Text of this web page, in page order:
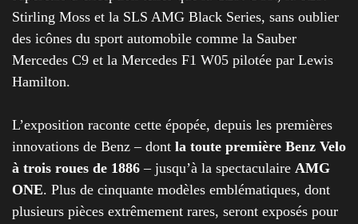
Stirling Moss et la SLS AMG Black Series, sans oublier
des icônes du sport automobile comme la Sauber
Mercedes C9 et la Mercedes F1 W05 pilotée par Lewis
Hamilton.
L’exposition raconte cette épopée, depuis les premières
innovations de Benz – dont la toute première Benz Velo
à trois roues de 1886 – jusqu’à la spectaculaire AMG
ONE. Plus de cinquante modèles emblématiques, dont
plusieurs pièces extrêmement rares, seront exposés pour